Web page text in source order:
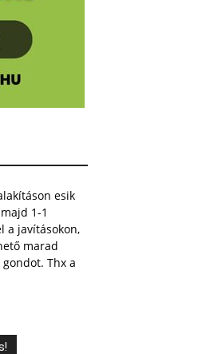
esik
1-1
a javításokon,
marad
Thx a